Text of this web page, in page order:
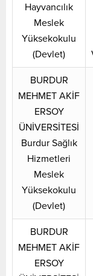
Hayvancılık
Meslek
Yüksekokulu
(Devlet)
BURDUR
MEHMET AKİF
ERSOY
ÜNİVERSİTESİ
Burdur Sağlık
Hizmetleri
Meslek
Yüksekokulu
(Devlet)
BURDUR
MEHMET AKİF
ERSOY